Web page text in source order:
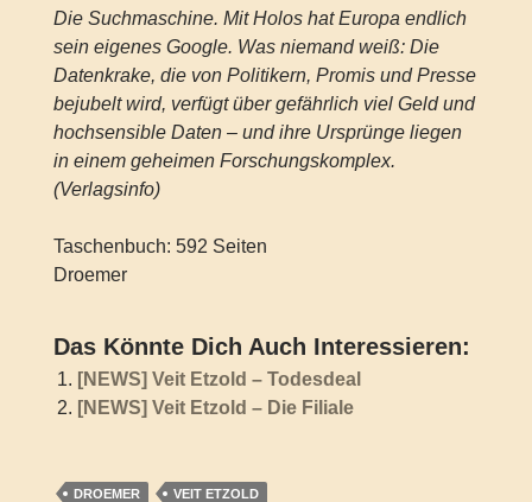
Die Suchmaschine. Mit Holos hat Europa endlich
sein eigenes Google. Was niemand weiß: Die
Datenkrake, die von Politikern, Promis und Presse
bejubelt wird, verfügt über gefährlich viel Geld und
hochsensible Daten – und ihre Ursprünge liegen
in einem geheimen Forschungskomplex.
(Verlagsinfo)
Taschenbuch: 592 Seiten
Droemer
Das Könnte Dich Auch Interessieren:
[NEWS] Veit Etzold – Todesdeal
[NEWS] Veit Etzold – Die Filiale
DROEMER VEIT ETZOLD